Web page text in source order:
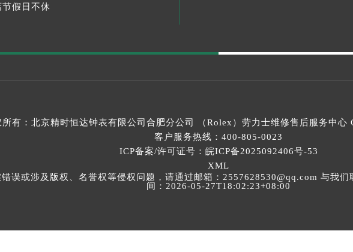
假日不休
所有：北京精时恒达钟表有限公司合肥分公司 （Rolex） 劳力士维修售后服务中心
客户服务热线： 400-805-0023
ICP备案/许可证号：皖ICP备2025092406号-53
XML
误或涉及版权、名誉权等侵权问题，请通过邮箱：2557628530@qq.com 与我
间：2026-05-27T18:02:23+08:00